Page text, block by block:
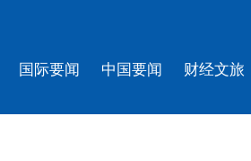
国际要闻 中国要闻 财经文旅